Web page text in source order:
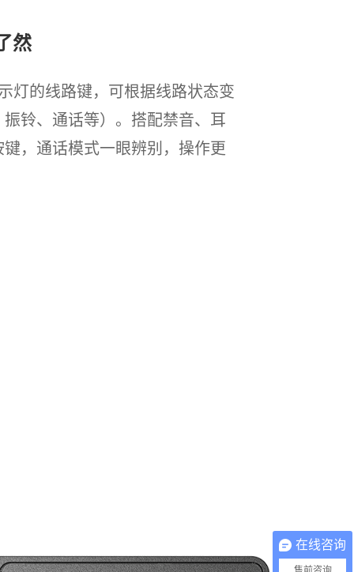
然
灯的线路键，可根据线路状态变
铃、通话等）。搭配禁音、耳
，通话模式一眼辨别，操作更
在线咨询